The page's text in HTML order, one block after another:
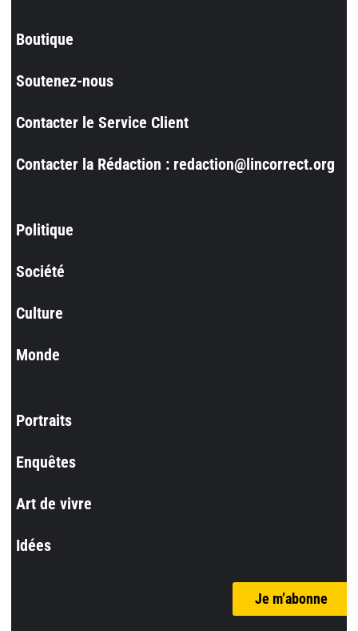
Boutique
Soutenez-nous
Contacter le Service Client
Contacter la Rédaction : redaction@lincorrect.org
Politique
Société
Culture
Monde
Portraits
Enquêtes
Art de vivre
Idées
Je m’abonne